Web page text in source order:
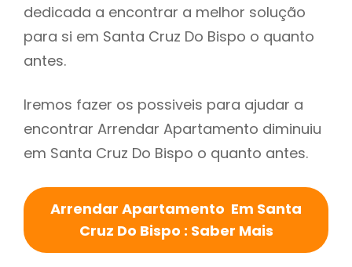
dedicada a encontrar a melhor solução
para si em Santa Cruz Do Bispo o quanto
antes.
Iremos fazer os possiveis para ajudar a
encontrar Arrendar Apartamento diminuiu
em Santa Cruz Do Bispo o quanto antes.
Arrendar Apartamento Em Santa
Cruz Do Bispo : Saber Mais